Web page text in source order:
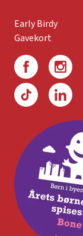
Early Birdy
Gavekort